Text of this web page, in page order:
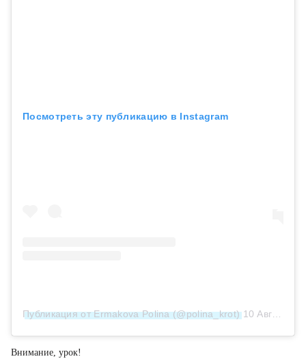
Посмотреть эту публикацию в Instagram
Публикация от Ermakova Polina (@polina_krot) 10 Авг 2018 в 3:30 PDT
Внимание, урок!